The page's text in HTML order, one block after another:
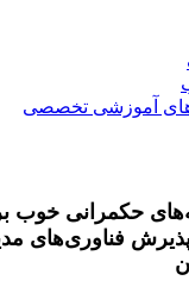
آموزشی تخصصی
حکمرانی خوب
فناوری‌های